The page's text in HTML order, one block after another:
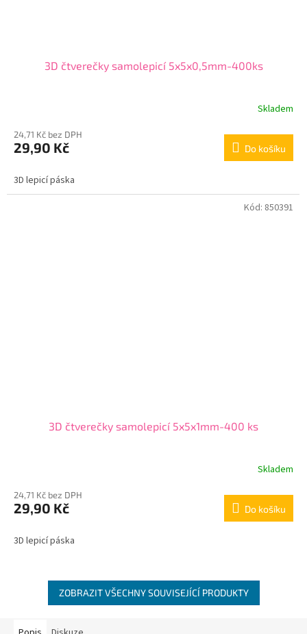
3D čtverečky samolepicí 5x5x0,5mm-400ks
Skladem
24,71 Kč bez DPH
29,90 Kč Do košíku
3D lepicí páska
3D čtverečky samolepicí 5x5x1mm-400 ks
Skladem
24,71 Kč bez DPH
29,90 Kč Do košíku
3D lepicí páska
Kód: 850391
ZOBRAZIT VŠECHNY SOUVISEJÍCÍ PRODUKTY